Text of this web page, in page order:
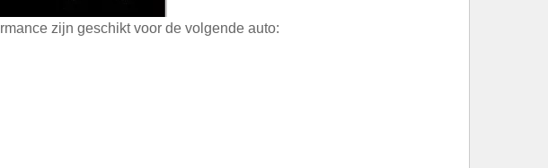
zijn geschikt voor de volgende auto: